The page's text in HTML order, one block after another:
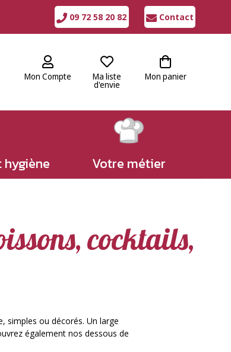
Mon Compte Mon panier
Ma liste
d'envie
Votre métier
cocktails,
simples ou décorés. Un large
également nos dessous de
09 72 58 20 82 Contact